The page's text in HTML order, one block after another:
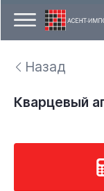
Назад
Кварцевый